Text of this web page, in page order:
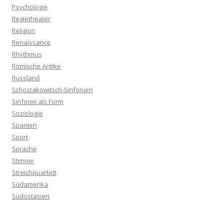
Psychologie
Regietheater
Religion
Renaissance
Rhythmus
Römische Antike
Russland
Schostakowitsch-Sinfonien
Sinfonie als Form
Soziologie
Spanien
Sport
Sprache
Stimme
Streichquartett
Südamerika
Südostasien